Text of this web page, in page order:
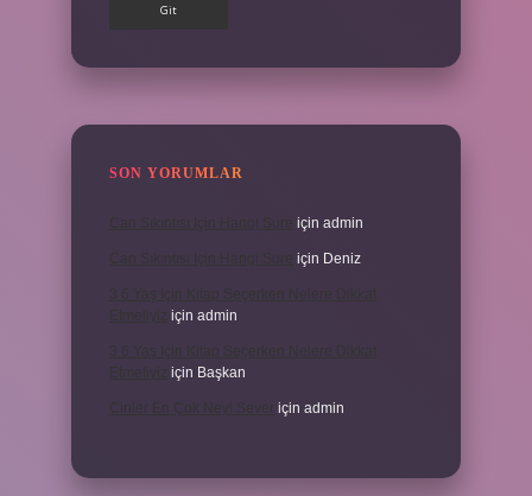
SON YORUMLAR
için admin
için Deniz
için admin
için Başkan
için admin